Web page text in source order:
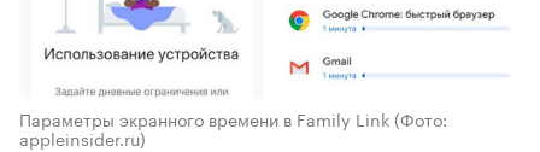
Параметры экранного времени в Family Link (Фото:
appleinsider.ru)